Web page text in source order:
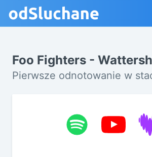
Foo Fighters -
Pierwsze odnotowanie w